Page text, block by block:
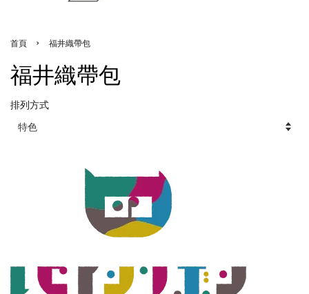
首頁 › 福井織帶包
福井織帶包
排列方式